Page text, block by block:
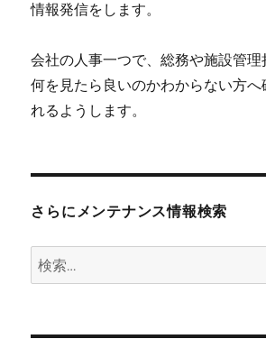
情報発信をします。
会社の人事一つで、総務や施設管理
何を見たら良いのかわからない方へ
れるようします。
さらにメンテナンス情報検索
検
索: